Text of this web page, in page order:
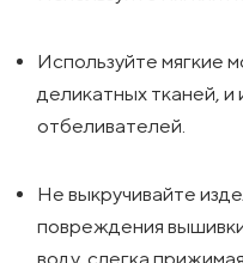
Используйте мягкие
деликатных тканей,
отбеливателей.
Не выкручивайте
повреждения
воду, слегка